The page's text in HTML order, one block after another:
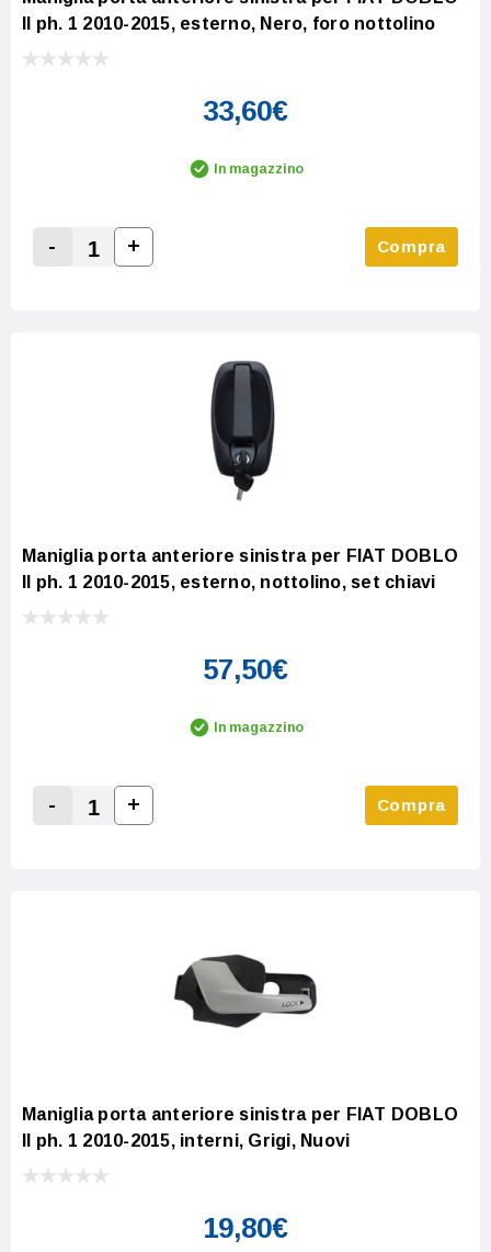
II ph. 1 2010-2015, esterno, Nero, foro nottolino
33,60€
In magazzino
Decrease Quantity:
-
Increase Quantity:
+ Compra
Maniglia porta anteriore sinistra per FIAT DOBLO
II ph. 1 2010-2015, esterno, nottolino, set chiavi
57,50€
In magazzino
Decrease Quantity:
-
Increase Quantity:
+ Compra
Maniglia porta anteriore sinistra per FIAT DOBLO
II ph. 1 2010-2015, interni, Grigi, Nuovi
19,80€